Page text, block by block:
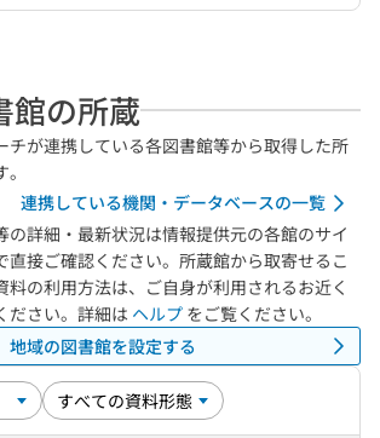
館の所蔵
チが連携している各図書館等から取得した所
連携している機関・データベースの一覧
の詳細・最新状況は情報提供元の各館のサイ
直接ご確認ください。所蔵館から取寄せるこ
料の利用方法は、ご自身が利用されるお近く
ださい。詳細は ヘルプ をご覧ください。
地域の図書館を設定する